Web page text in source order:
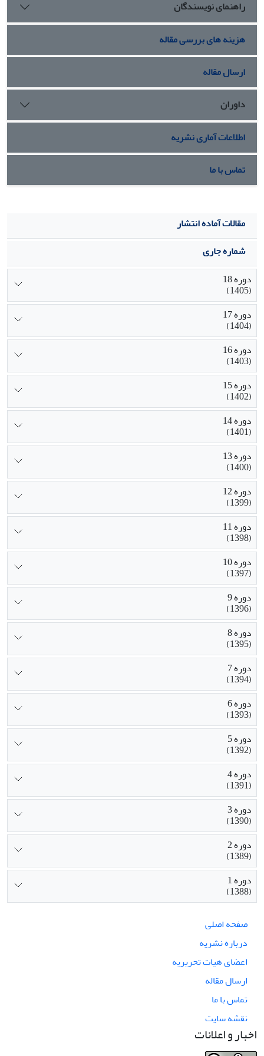
راهنمای نویسندگان
هزینه های بررسی مقاله
ارسال مقاله
داوران
اطلاعات آماری نشریه
تماس با ما
مقالات آماده انتشار
شماره جاری
دوره 18
(1405)
دوره 17
(1404)
دوره 16
(1403)
دوره 15
(1402)
دوره 14
(1401)
دوره 13
(1400)
دوره 12
(1399)
دوره 11
(1398)
دوره 10
(1397)
دوره 9
(1396)
دوره 8
(1395)
دوره 7
(1394)
دوره 6
(1393)
دوره 5
(1392)
دوره 4
(1391)
دوره 3
(1390)
دوره 2
(1389)
دوره 1
(1388)
صفحه اصلی
درباره نشریه
اعضای هیات تحریریه
ارسال مقاله
تماس با ما
نقشه سایت
اخبار و اعلانات